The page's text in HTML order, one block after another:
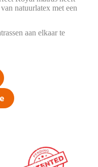
natuurlatex met een
aan elkaar te